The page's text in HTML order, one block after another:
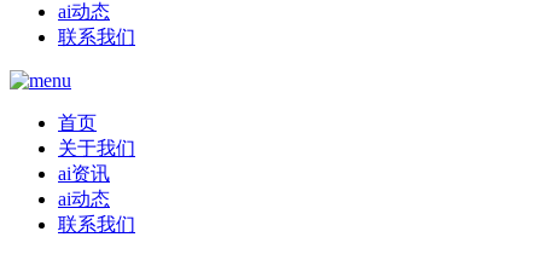
ai动态
联系我们
首页
关于我们
ai资讯
ai动态
联系我们